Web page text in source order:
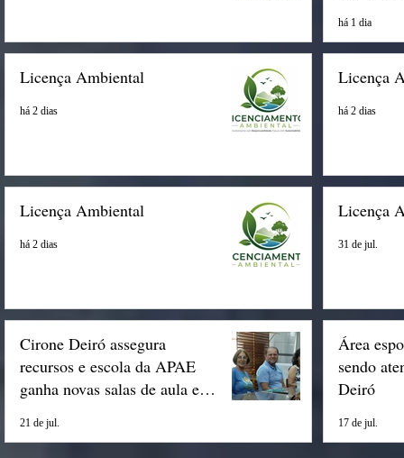
há 1 dia
Licença Ambiental
há 2 dias
Licença
há 2 dias
Licença Ambiental
há 2 dias
Licença
31 de jul.
Cirone Deiró assegura
recursos e escola da APAE
ganha novas salas de aula em
21 de jul.
Área
sendo
Deiró
17 de jul.